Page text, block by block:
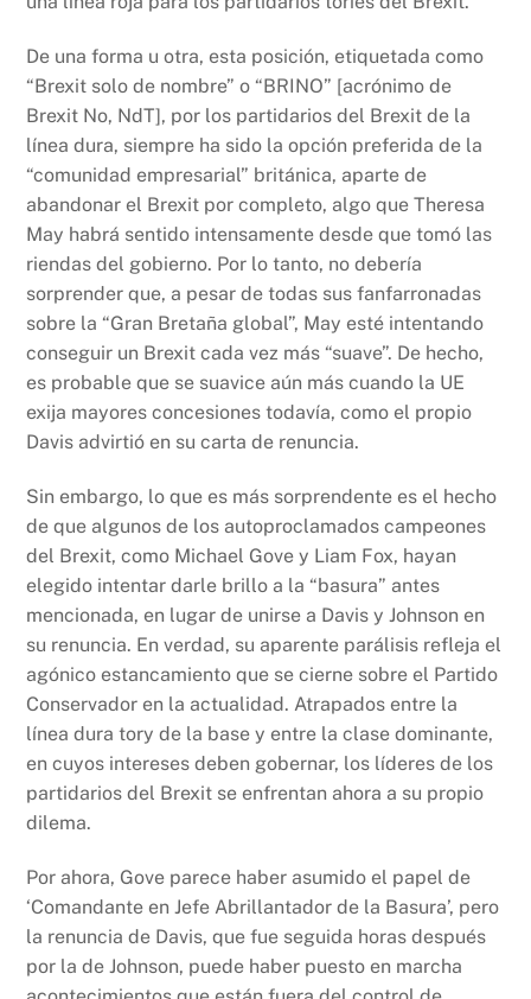
De una forma u otra, esta posición, etiquetada como
“Brexit solo de nombre” o “BRINO” [acrónimo de
Brexit No, NdT], por los partidarios del Brexit de la
línea dura, siempre ha sido la opción preferida de la
“comunidad empresarial” británica, aparte de
abandonar el Brexit por completo, algo que Theresa
May habrá sentido intensamente desde que tomó las
riendas del gobierno. Por lo tanto, no debería
sorprender que, a pesar de todas sus fanfarronadas
sobre la “Gran Bretaña global”, May esté intentando
conseguir un Brexit cada vez más “suave”. De hecho,
es probable que se suavice aún más cuando la UE
exija mayores concesiones todavía, como el propio
Davis advirtió en su carta de renuncia.
Sin embargo, lo que es más sorprendente es el hecho
de que algunos de los autoproclamados campeones
del Brexit, como Michael Gove y Liam Fox, hayan
elegido intentar darle brillo a la “basura” antes
mencionada, en lugar de unirse a Davis y Johnson en
su renuncia. En verdad, su aparente parálisis refleja el
agónico estancamiento que se cierne sobre el Partido
Conservador en la actualidad. Atrapados entre la
línea dura tory de la base y entre la clase dominante,
en cuyos intereses deben gobernar, los líderes de los
partidarios del Brexit se enfrentan ahora a su propio
dilema.
Por ahora, Gove parece haber asumido el papel de
‘Comandante en Jefe Abrillantador de la Basura’, pero
la renuncia de Davis, que fue seguida horas después
por la de Johnson, puede haber puesto en marcha